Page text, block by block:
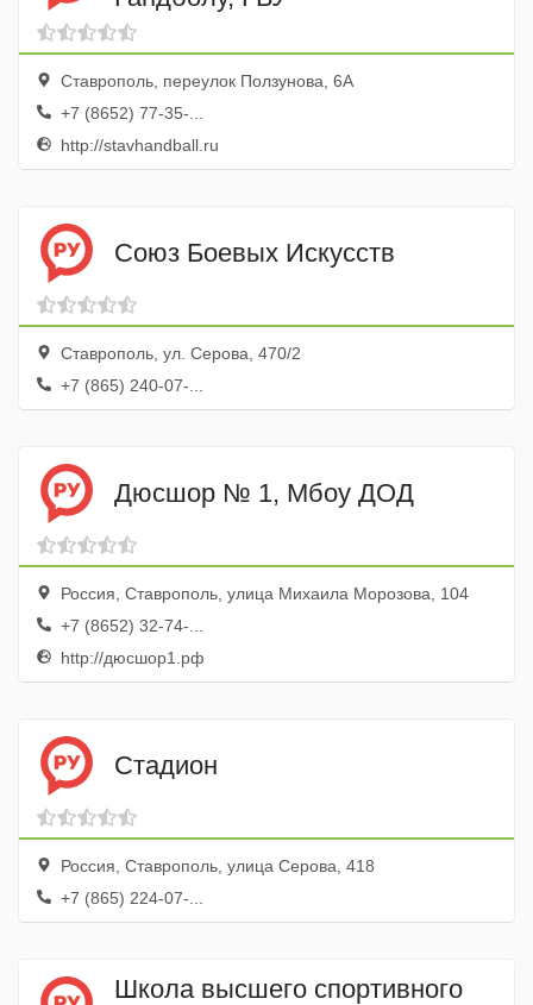
Ставрополь, переулок Ползунова, 6А
+7 (8652) 77-35-...
http://stavhandball.ru
Союз Боевых Искусств
Ставрополь, ул. Серова, 470/2
+7 (865) 240-07-...
Дюсшор № 1, Мбоу ДОД
Россия, Ставрополь, улица Михаила Морозова, 104
+7 (8652) 32-74-...
http://дюсшор1.рф
Стадион
Россия, Ставрополь, улица Серова, 418
+7 (865) 224-07-...
Школа высшего спортивного